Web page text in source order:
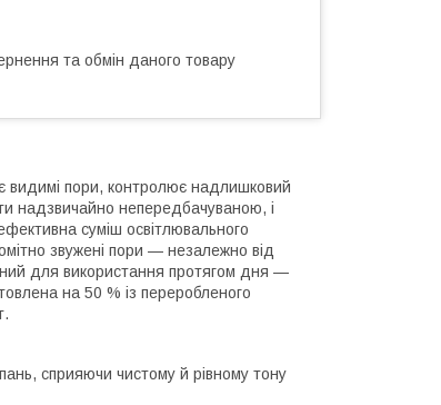
та обмін даного товару
видимі пори, контролює надлишковий
надзвичайно непередбачуваною, і
суміш освітлювального
звужені пори — незалежно від
для використання протягом дня —
на 50 % із переробленого
сприяючи чистому й рівному тону